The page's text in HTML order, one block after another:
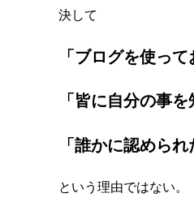
決して
「ブログを使っ
「皆に自分の事
「誰かに認められ
という理由ではない。